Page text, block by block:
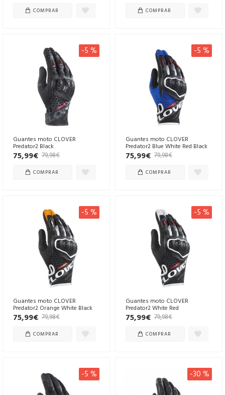
COMPRAR COMPRAR
-5 %
Guantes moto CLOVER
Predator2 Black
75,99€ 79,98€
COMPRAR
-5 %
Guantes moto CLOVER
Predator2 Blue White Red Black
75,99€ 79,98€
COMPRAR
-5 %
Guantes moto CLOVER
Predator2 Orange White Black
75,99€ 79,98€
COMPRAR
-5 %
Guantes moto CLOVER
Predator2 White Red
75,99€ 79,98€
COMPRAR
-5 % -30 %